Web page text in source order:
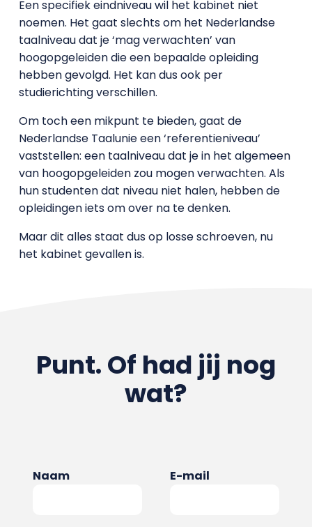
Een specifiek eindniveau wil het kabinet niet
noemen. Het gaat slechts om het Nederlandse
taalniveau dat je ‘mag verwachten’ van
hoogopgeleiden die een bepaalde opleiding
hebben gevolgd. Het kan dus ook per
studierichting verschillen.
Om toch een mikpunt te bieden, gaat de
Nederlandse Taalunie een ‘referentieniveau’
vaststellen: een taalniveau dat je in het algemeen
van hoogopgeleiden zou mogen verwachten. Als
hun studenten dat niveau niet halen, hebben de
opleidingen iets om over na te denken.
Maar dit alles staat dus op losse schroeven, nu
het kabinet gevallen is.
Punt. Of had jij nog
wat?
Naam E-mail